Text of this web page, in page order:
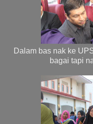
Dalam bas nak ke
bagai tapi